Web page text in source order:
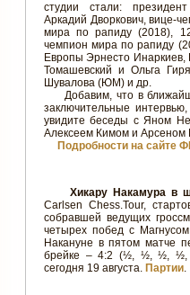
студии стали:
Аркадий Дворкович, вице-
мира по рапиду (2018),
чемпион мира по рапиду
Европы Эрнесто
Томашевский и Ольга
Шувалова (ЮМ) и др.
Добавим, что в
заключительные
увидите беседы с Яном
Алексеем Кимом и Арсеном
Подробности на сайте
Хикару Накамура в
Carlsen Chess.Tour,
собравшей ведущих
четырех побед с
Накануне в пятом матче
брейке – 4:2 (½, ½, ½, ½,
сегодня 19 августа. Партии.